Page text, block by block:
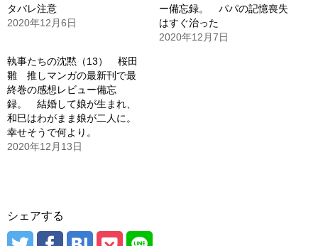
タバレ注意
2020年12月6日
ー備忘録。 パパの記憶喪失
はすぐ治った
2020年12月7日
執事たちの沈黙（13） 桜田
雛 推しマンガの最新刊で最
終巻の感想レビュー備忘
録。 結婚して娘が生まれ、
和巳はわがまま娘が二人に。
幸せそうで何より。
2020年12月13日
シェアする